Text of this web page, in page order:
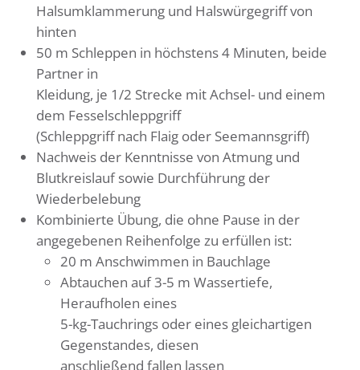
Halsumklammerung und Halswürgegriff von
hinten
50 m Schleppen in höchstens 4 Minuten, beide
Partner in
Kleidung, je 1/2 Strecke mit Achsel- und einem
dem Fesselschleppgriff
(Schleppgriff nach Flaig oder Seemannsgriff)
Nachweis der Kenntnisse von Atmung und
Blutkreislauf sowie Durchführung der
Wiederbelebung
Kombinierte Übung, die ohne Pause in der
angegebenen Reihenfolge zu erfüllen ist:
20 m Anschwimmen in Bauchlage
Abtauchen auf 3-5 m Wassertiefe,
Heraufholen eines
5-kg-Tauchrings oder eines gleichartigen
Gegenstandes, diesen
anschließend fallen lassen